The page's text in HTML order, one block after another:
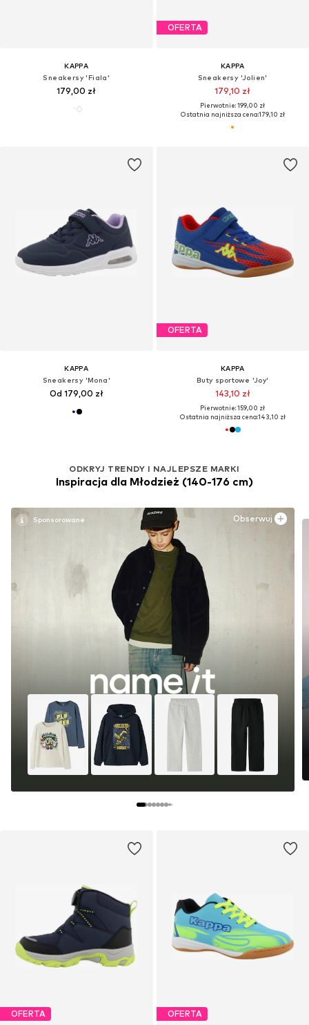
KAPPA
Sneakersy 'Fiala'
179,00 zł
OFERTA
KAPPA
Sneakersy 'Jolien'
179,10 zł
Pierwotnie: 199,00 zł
Ostatnia najniższa cena:179,10 zł
KAPPA
Sneakersy 'Mona'
Od 179,00 zł
ODKRYJ TRENDY I NAJLEPSZE MARKI
Inspiracja dla Młodzież (140-176 cm)
Obserwuj
OFERTA
KAPPA
Buty sportowe 'Joy'
143,10 zł
Pierwotnie: 159,00 zł
Ostatnia najniższa cena:143,10 zł
OFERTA OFERTA